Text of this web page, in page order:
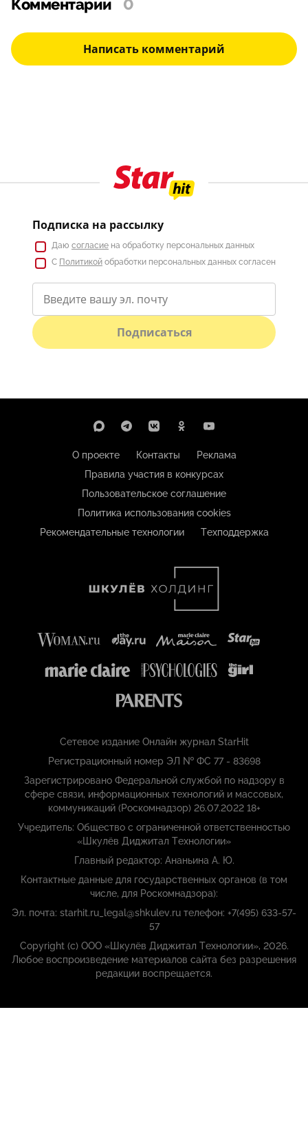
Комментарии 0
Написать комментарий
Подписка на рассылку
Даю согласие на обработку персональных данных
С Политикой обработки персональных данных согласен
Подписаться
О проекте Контакты
Реклама
Правила участия в конкурсах
Пользовательское соглашение
Политика использования cookies
Рекомендательные технологии
Техподдержка
Сетевое издание Онлайн журнал StarHit
Регистрационный номер ЭЛ № ФС 77 - 83698
Зарегистрировано Федеральной службой по надзору в
сфере связи, информационных технологий и массовых,
коммуникаций (Роскомнадзор) 26.07.2022 18+
Учредитель: Общество с ограниченной ответственностью
«Шкулёв Диджитал Технологии»
Главный редактор: Ананьина А. Ю.
Контактные данные для государственных органов (в том
числе, для Роскомнадзора):
Эл. почта: starhit.ru_legal@shkulev.ru телефон: +7(495) 633-57-
57
Copyright (с) ООО «Шкулёв Диджитал Технологии», 2026.
Любое воспроизведение материалов сайта без разрешения
редакции воспрещается.